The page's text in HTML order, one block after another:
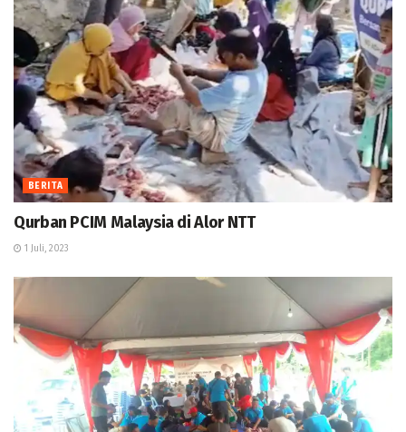
BERITA
Qurban PCIM Malaysia di Alor NTT
1 Juli, 2023